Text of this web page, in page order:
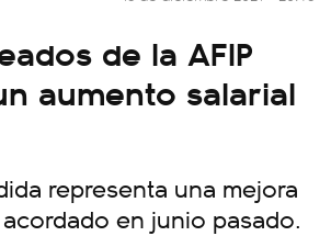
de la AFIP
aumento salarial
representa una mejora
en junio pasado.